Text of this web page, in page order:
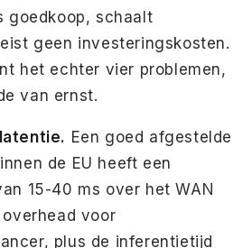
goedkoop, schaalt
geen investeringskosten.
het echter vier problemen,
van ernst.
Een goed afgestelde
de EU heeft een
15-40 ms over het WAN
voor
plus de inferentietijd